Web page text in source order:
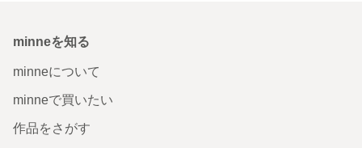
minneを知る
minneについて
minneで買いたい
作品をさがす